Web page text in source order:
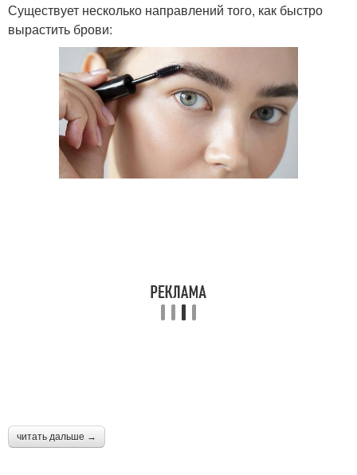
Существует несколько направлений того, как быстро
вырастить брови:
читать дальше →